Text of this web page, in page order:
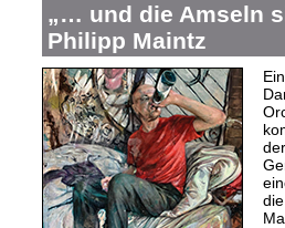
„… und die Amseln
Philipp Maintz